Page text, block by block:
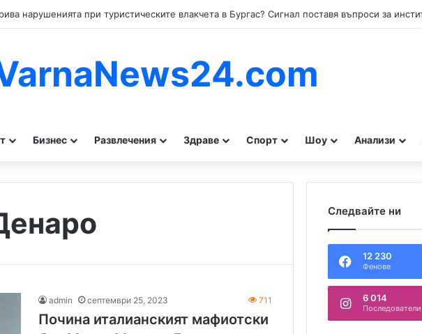
Бизнес Развлечения Здраве Спорт Шоу Анализи
admin септември 25, 2023 711
Почина италианският мафиотски
Следвайте ни
12 230
Фенове
6 014
Последователи